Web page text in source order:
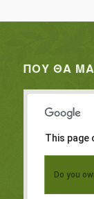
ΠΟΥ ΘΑ
This page
Do you